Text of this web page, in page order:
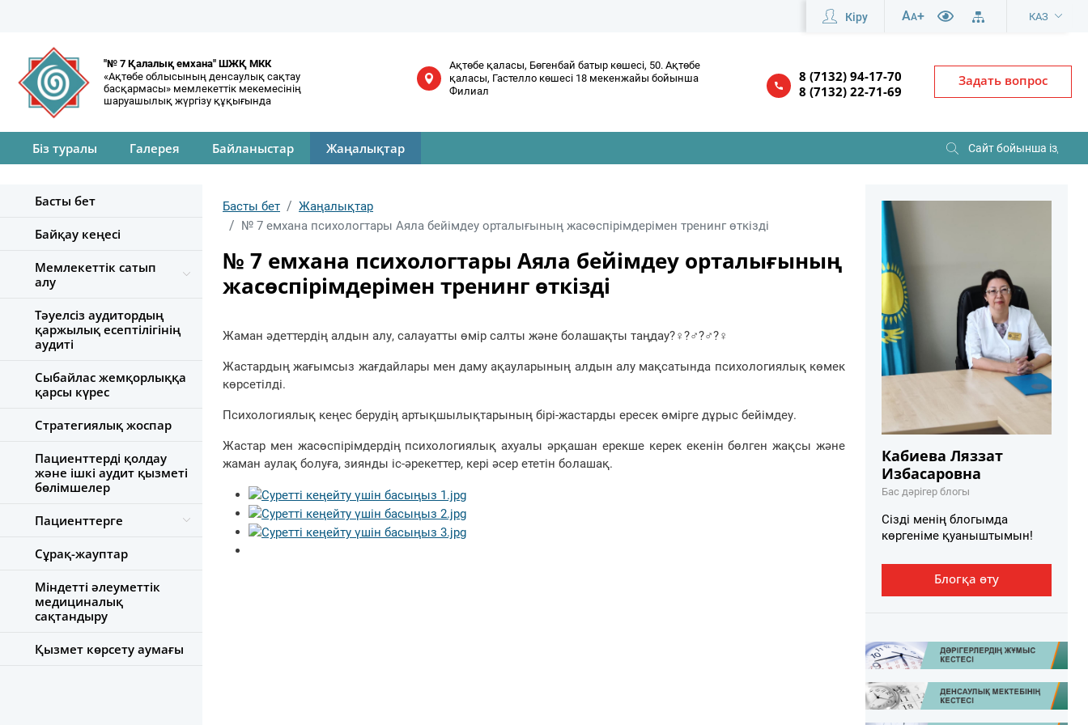
Кіру AA+ КАЗ
"№ 7 Қалалық емхана" ШЖҚ МКК
«Ақтөбе облысының денсаулық сақтау
басқармасы» мемлекеттік мекемесінің
шаруашылық жүргізу құқығында
Ақтөбе қаласы, Бөгенбай батыр көшесі, 50. Ақтөбе
қаласы, Гастелло көшесі 18 мекенжайы бойынша
Филиал
8 (7132) 94-17-70
8 (7132) 22-71-69
Задать вопрос
Біз туралы Галерея Байланыстар Жаңалықтар
Басты бет
Байқау кеңесі
Мемлекеттік сатып
алу
Тәуелсіз аудитордың
қаржылық есептілігінің
аудиті
Сыбайлас жемқорлыққа
қарсы күрес
Стратегиялық жоспар
Пациенттерді қолдау
және ішкі аудит қызметі
бөлімшелер
Пациенттерге
Сұрақ-жауптар
Міндетті әлеуметтік
медициналық
сақтандыру
Қызмет көрсету аумағы
Басты бет
Жаңалықтар
№ 7 емхана психологтары Аяла бейімдеу орталығының жасөспірімдерімен тренинг өткізді
№ 7 емхана психологтары Аяла бейімдеу орталығының
жасөспірімдерімен тренинг өткізді
Жаман әдеттердің алдын алу, салауатты өмір салты және болашақты таңдау?‍♀️?‍♂️?‍♂️?‍♀️
Жастардың жағымсыз жағдайлары мен даму ақауларының алдын алу мақсатында психологиялық көмек
көрсетілді.
Психологиялық кеңес берудің артықшылықтарының бірі-жастарды ересек өмірге дұрыс бейімдеу.
Жастар мен жасөспірімдердің психологиялық ахуалы әрқашан ерекше керек екенін бөлген жақсы және
жаман аулақ болуға, зиянды іс-әрекеттер, кері әсер ететін болашақ.
Кабиева Ляззат
Избасаровна
Бас дәрігер блогы
Сізді менің блогымда
көргеніме қуаныштымын!
Блогқа өту